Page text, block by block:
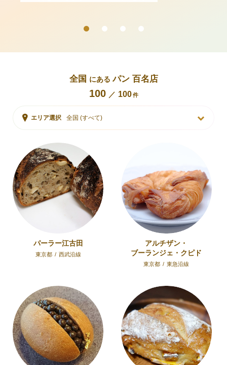
全国 にある パン 百名店
100 ／ 100 件
エリア選択 全国 (すべて)
パーラー江古田
東京都 / 西武沿線
アルチザン・
ブーランジェ・クピド
東京都 / 東急沿線